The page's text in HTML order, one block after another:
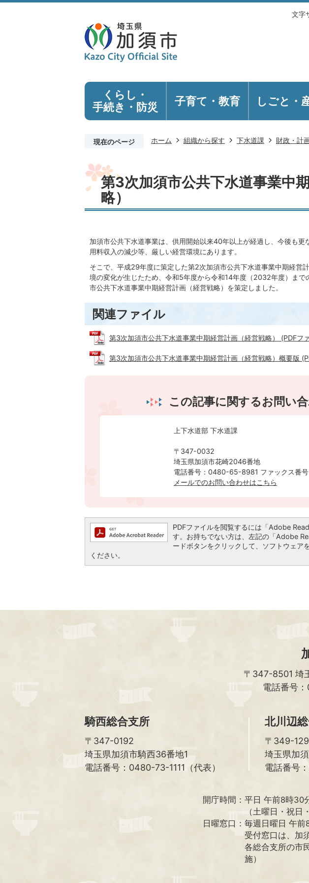
文字
くらし・
手続き ・防災 子育て・教育 しごと・
現在のページ ホーム 組織から探す 下水道課 財政・計
第3次加須市公共下水道事業中
略）
加須市公共下水道事業は、供用開始以来40年以上が経過し、今後も更
用料収入の減少等、厳しい経営環境にあります。
そこで、平成29年度に策定した第2次加須市公共下水道事業中期経営
境の変化が生じたため、令和5年度から令和14年度（2032年度）ま
市公共下水道事業中期経営計画（経営戦略）を策定しました。
関連ファイル
第3次加須市公共下水道事業中期経営計画（経営戦略） (PDFフ
第3次加須市公共下水道事業中期経営計画（経営戦略）概要版
この記事に関するお問い
上下水道部 下水道課
〒347-0032
埼玉県加須市花崎2046番地
電話番号：0480-65-8981 ファックス番
メールでのお問い合わせはこちら
PDFファイルを閲覧するには「Adobe
す。お持ちでない方は、左記の「Adobe
ードボタンをクリックして、ソフトウェア
ください。
〒347-8501 埼
電話番号：
騎西総合支所
〒347-0192
埼玉県加須市騎西36番地1
電話番号：0480-73-1111（代表）
北川辺
〒349-
埼玉県加
電話番号
開庁時間： 平日 午前8時30
（土曜日・祝日
日曜窓口： 毎週日曜日 午前
受付窓口は、加
各総合支所の市
施）